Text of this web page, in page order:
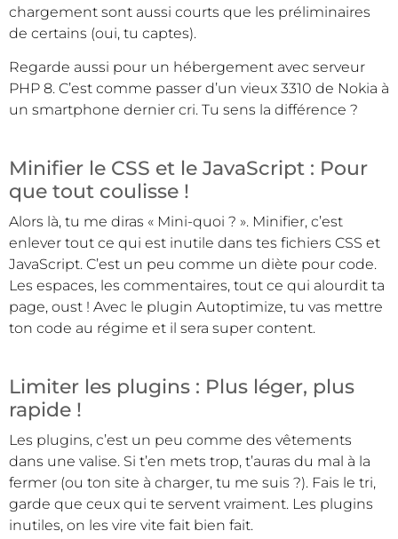
chargement sont aussi courts que les préliminaires
de certains (oui, tu captes).
Regarde aussi pour un hébergement avec serveur
PHP 8. C’est comme passer d’un vieux 3310 de Nokia à
un smartphone dernier cri. Tu sens la différence ?
Minifier le CSS et le JavaScript : Pour
que tout coulisse !
Alors là, tu me diras « Mini-quoi ? ». Minifier, c’est
enlever tout ce qui est inutile dans tes fichiers CSS et
JavaScript. C’est un peu comme un diète pour code.
Les espaces, les commentaires, tout ce qui alourdit ta
page, oust ! Avec le plugin Autoptimize, tu vas mettre
ton code au régime et il sera super content.
Limiter les plugins : Plus léger, plus
rapide !
Les plugins, c’est un peu comme des vêtements
dans une valise. Si t’en mets trop, t’auras du mal à la
fermer (ou ton site à charger, tu me suis ?). Fais le tri,
garde que ceux qui te servent vraiment. Les plugins
inutiles, on les vire vite fait bien fait.